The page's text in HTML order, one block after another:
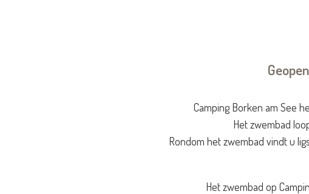
Camping Borken am See
Het zwembad
Rondom het zwembad vindt u
Het zwembad op